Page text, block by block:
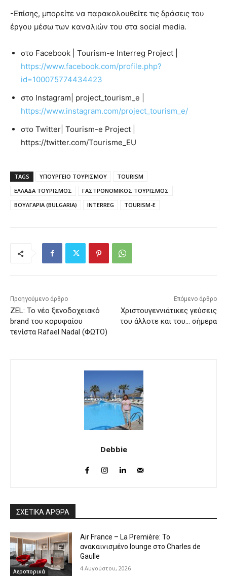
-Επίσης, μπορείτε να παρακολουθείτε τις δράσεις του
έργου μέσω των καναλιών του στα social media.
στο Facebook | Tourism-e Interreg Project |
https://www.facebook.com/profile.php?
id=100075774434423
στο Instagram| project_tourism_e |
https://www.instagram.com/project_tourism_e/
στο Twitter| Tourism-e Project |
https://twitter.com/Tourisme_EU
TAGS ΥΠΟΥΡΓΕΙΟ ΤΟΥΡΙΣΜΟΥ
TOURISM
ΕΛΛΑΔΑ ΤΟΥΡΙΣΜΟΣ
ΓΑΣΤΡΟΝΟΜΙΚΟΣ ΤΟΥΡΙΣΜΟΣ
ΒΟΥΛΓΑΡΙΑ (BULGARIA)
INTERREG TOURISM-E
Προηγούμενο άρθρο
ZEL: Το νέο ξενοδοχειακό
brand του κορυφαίου
τενίστα Rafael Nadal (ΦΩΤΟ)
Επόμενο άρθρο
Χριστουγεννιάτικες γεύσεις
του άλλοτε και του… σήμερα
Debbie
ΣΧΕΤΙΚΑ ΑΡΘΡΑ
Αεροπορικά
Air France – La Première: Το
ανακαινισμένο lounge στο Charles de
Gaulle
4 Αυγούστου, 2026